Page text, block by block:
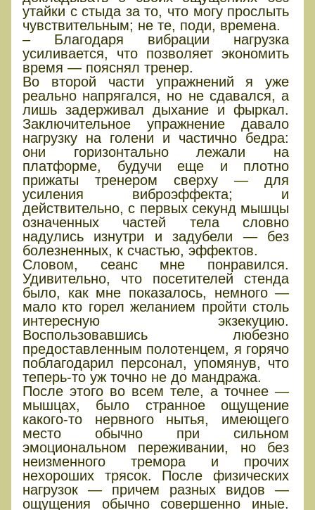
утайки с стыда за то, что могу прослыть
чувствительным; не те, поди, времена.
– Благодаря вибрации нагрузка
усиливается, что позволяет экономить
время — пояснял тренер.
Во второй части упражнений я уже
реально напрягался, но не сдавался, а
лишь задерживал дыхание и фыркал.
Заключительное упражнение давало
нагрузку на голени и частично бедра:
они горизонтально лежали на
платформе, будучи еще и плотно
прижаты тренером сверху — для
усиления виброэффекта; и
действительно, с первых секунд мышцы
означенных частей тела словно
надулись изнутри и задубели — без
болезненных, к счастью, эффектов.
Словом, сеанс мне понравился.
Удивительно, что посетителей стенда
было, как мне показалось, немного —
мало кто горел желанием пройти столь
интересную экзекуцию.
Воспользовавшись любезно
предоставленным полотенцем, я горячо
поблагодарил персонал, упомянув, что
теперь-то уж точно не до мандража.
После этого во всем теле, а точнее —
мышцах, было странное ощущение
какого-то нервного нытья, имеющего
место обычно при сильном
эмоциональном переживании, но без
неизменного тремора и прочих
нехороших трясок. После физических
нагрузок — причем разных видов —
ощущения обычно совершенно иные.